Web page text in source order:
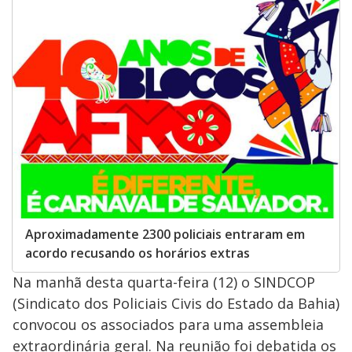
Aproximadamente 2300 policiais entraram em
acordo recusando os horários extras
Na manhã desta quarta-feira (12) o SINDCOP
(Sindicato dos Policiais Civis do Estado da Bahia)
convocou os associados para uma assembleia
extraordinária geral. Na reunião foi debatida os